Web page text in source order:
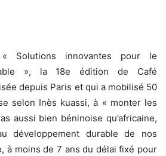
Solutions innovantes pour le
», la 18e édition de Café
depuis Paris et qui a mobilisé 50
selon Inès kuassi, à « monter les
aussi bien béninoise qu’africaine,
développement durable de nos
à moins de 7 ans du délai fixé pour